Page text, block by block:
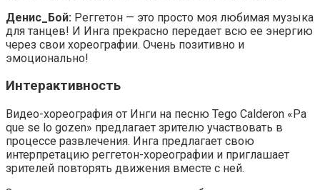
Денис_Бой: Реггетон — это просто моя любимая музыка
для танцев! И Инга прекрасно передает всю ее энергию
через свои хореографии. Очень позитивно и
эмоционально!
Интерактивность
Видео-хореография от Инги на песню Tego Calderon «Pa
que se lo gozen» предлагает зрителю участвовать в
процессе развлечения. Инга предлагает свою
интерпретацию реггетон-хореографии и приглашает
зрителей повторять движения вместе с ней.